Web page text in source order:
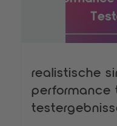
realistische
performance